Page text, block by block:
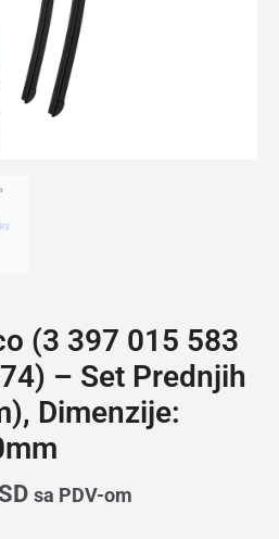
(3 397 015 583
– Set Prednjih
Dimenzije:
sa PDV-om